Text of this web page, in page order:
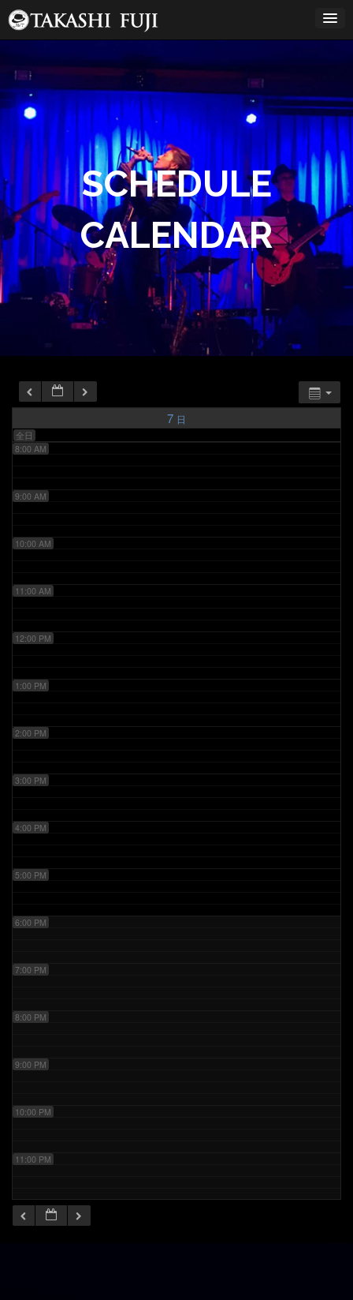
ン
テ
へ
ス
SCHEDULE
CALENDAR
7 日
全日
12:00 AM
1:00 AM
3:00 AM
4:00 AM
5:00 AM
6:00 AM
7:00 AM
8:00 AM
9:00 AM
10:00 AM
11:00 AM
12:00 PM
1:00 PM
2:00 PM
3:00 PM
4:00 PM
5:00 PM
6:00 PM
7:00 PM
8:00 PM
9:00 PM
10:00 PM
11:00 PM